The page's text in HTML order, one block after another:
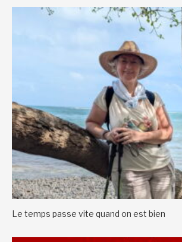
Le temps passe vite quand on est bien